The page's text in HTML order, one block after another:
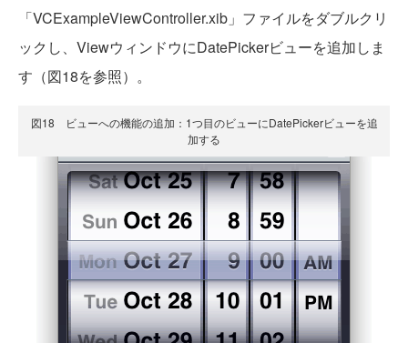
「VCExampleViewController.xib」ファイルをダブルクリ
ックし、ViewウィンドウにDatePickerビューを追加しま
す（図18を参照）。
図18 ビューへの機能の追加：1つ目のビューにDatePickerビューを追
加する